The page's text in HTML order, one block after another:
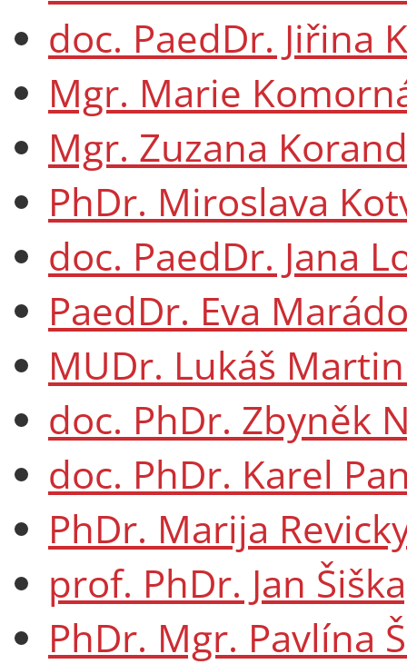
doc. PaedDr. Jiřina
Mgr. Marie
Mgr. Zuzana
PhDr. Miroslava
doc. PaedDr. Jana
PaedDr. Eva
MUDr. Lukáš
doc. PhDr. Zbyněk
doc. PhDr. Karel
PhDr. Marija
prof. PhDr. Jan
PhDr. Mgr. Pavlína